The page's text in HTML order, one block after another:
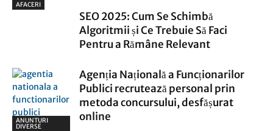
AFACERI
SEO 2025: Cum Se Schimbă
Algoritmii și Ce Trebuie Să Faci
Pentru a Rămâne Relevant
ANUNTURI
DIVERSE
Agenția Națională a Funcționarilor
Publici recrutează personal prin
metoda concursului, desfășurat
online